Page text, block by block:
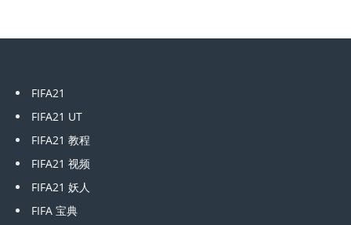
FIFA21
FIFA21 UT
FIFA21 教程
FIFA21 视频
FIFA21 妖人
FIFA 宝典